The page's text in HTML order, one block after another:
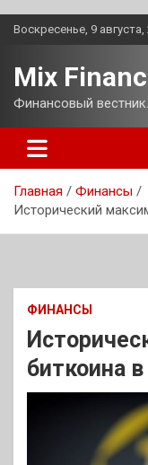
Перейти
Воскресенье, 9 августа,
Mix
Финансовый вестник.
Главная
Финансы
Исторический
ФИНАНСЫ
биткоина